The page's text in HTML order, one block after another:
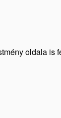
oldala